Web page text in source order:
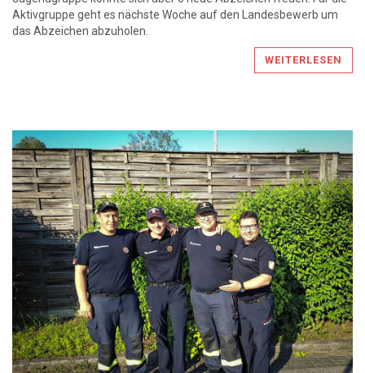
Aktivgruppe geht es nächste Woche auf den Landesbewerb um
das Abzeichen abzuholen.
WEITERLESEN